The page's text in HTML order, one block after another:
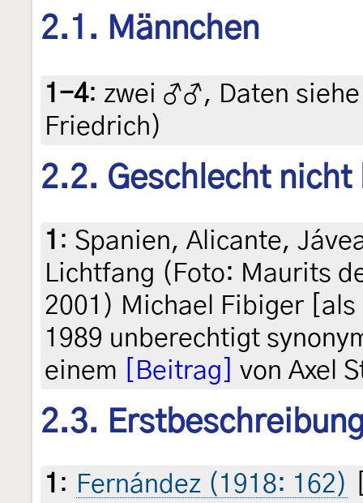
2.1. Männchen
1-4: zwei ♂♂, Daten
Friedrich)
2.2. Geschlecht nicht
1 : Spanien, Alicante,
Lichtfang (Foto: Maurits
2001) Michael Fibiger [als
1989 unberechtigt
einem
[Beitrag] von Axel
2.3.
1 : Fernández (1918: 162)